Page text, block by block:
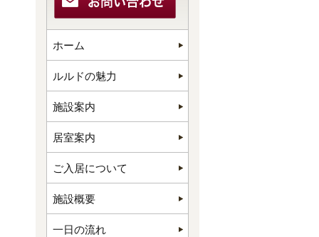
ホーム
ルルドの魅力
施設案内
居室案内
ご入居について
施設概要
一日の流れ